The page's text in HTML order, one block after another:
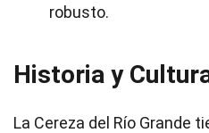
robusto.
Historia y
La Cereza del Río Grande